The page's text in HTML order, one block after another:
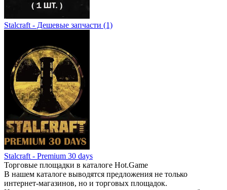
Stalcraft - Дешевые запчасти (1)
Stalcraft - Premium 30 days
Торговые площадки в каталоге Hot.Game
В нашем каталоге выводятся предложения не только
интернет-магазинов, но и торговых площадок.